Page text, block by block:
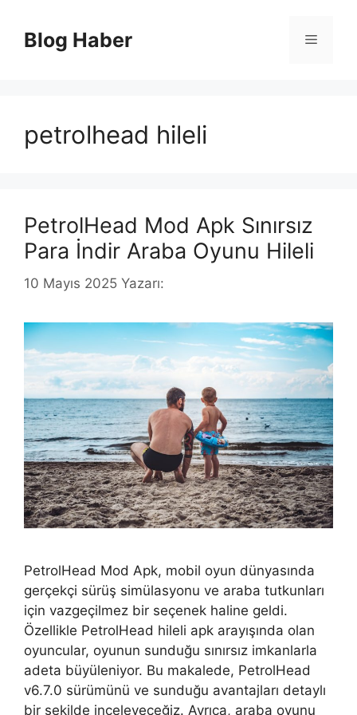
Blog Haber Menü
petrolhead hileli
PetrolHead Mod Apk Sınırsız
Para İndir Araba Oyunu Hileli
10 Mayıs 2025 Yazarı:
PetrolHead Mod Apk, mobil oyun dünyasında
gerçekçi sürüş simülasyonu ve araba tutkunları
için vazgeçilmez bir seçenek haline geldi.
Özellikle PetrolHead hileli apk arayışında olan
oyuncular, oyunun sunduğu sınırsız imkanlarla
adeta büyüleniyor. Bu makalede, PetrolHead
v6.7.0 sürümünü ve sunduğu avantajları detaylı
bir şekilde inceleyeceğiz. Ayrıca, araba oyunu